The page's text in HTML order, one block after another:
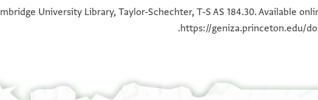
100%
100%
University Library, Taylor-Schechter, T-S AS 184.30. Available
https://geniza.princeton.edu/